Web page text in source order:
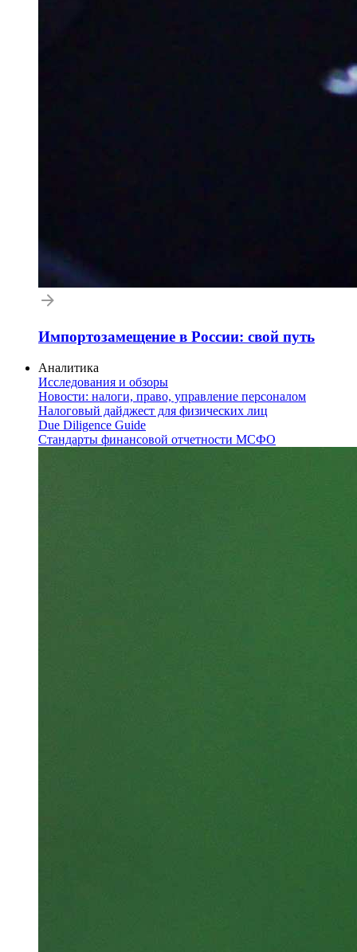
Импортозамещение в России: свой путь
Аналитика
Исследования и обзоры
Новости: налоги, право, управление персоналом
Налоговый дайджест для физических лиц
Due Diligence Guide
Стандарты финансовой отчетности МСФО